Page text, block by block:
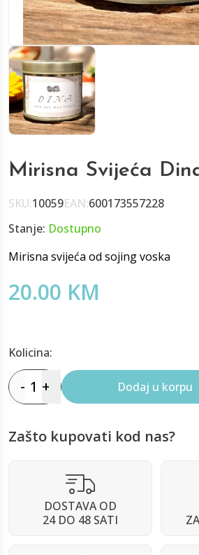
Mirisna Svijeća
SKU:10059EAN:600173557228
Stanje: Dostupno
Mirisna svijeća od sojing voska
20.00 KM
Kolicina:
- 1 + Dodaj u korpu
Zašto kupovati kod nas?
DOSTAVA OD
24 DO 48 SATI